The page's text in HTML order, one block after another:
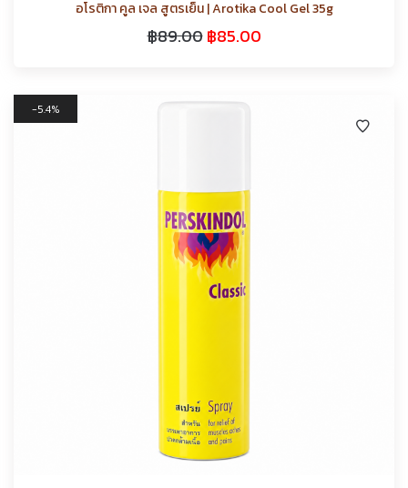
อโรติกา คูล เจล สูตรเย็น | Arotika Cool Gel 35g
฿89.00 ฿85.00
5.4%